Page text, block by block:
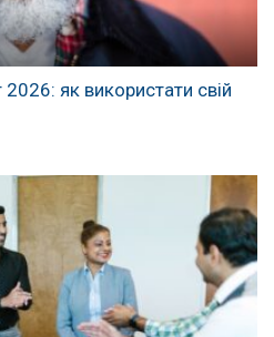
2026: як використати свій